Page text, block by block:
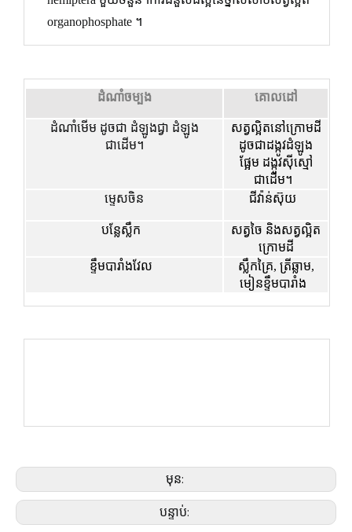
organophosphate ។
ដំណាំចម្បង គោលដៅ
ដំណាំមើម ដូចជា ដំឡូងជ្វា ដំឡូង
ជាដើម។
សត្វល្អិត​នៅ​ក្រោម​ដី​
ដូច​ជា​ដង្កូវ​ដំឡូង​
ផ្អែម ដង្កូវ​ស៊ី​ស្មៅ​
ជាដើម។
ម្ទេសចិន
ជីវ៉ាន់ស៊ុយ
បន្លែស្លឹក
សត្វចៃ និងសត្វល្អិត
ក្រោមដី
ខ្ទឹមបារាំងវែល
ស្លឹកគ្រៃ, ត្រីឆ្លាម,
មៀនខ្ទឹមបារាំង
មុន:
បន្ទាប់: